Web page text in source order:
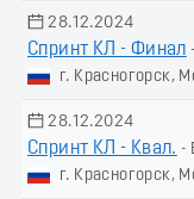
28.12.2024
Спринт КЛ - Финал
г. Красногорск,
28.12.2024
Спринт КЛ - Квал. -
г. Красногорск,